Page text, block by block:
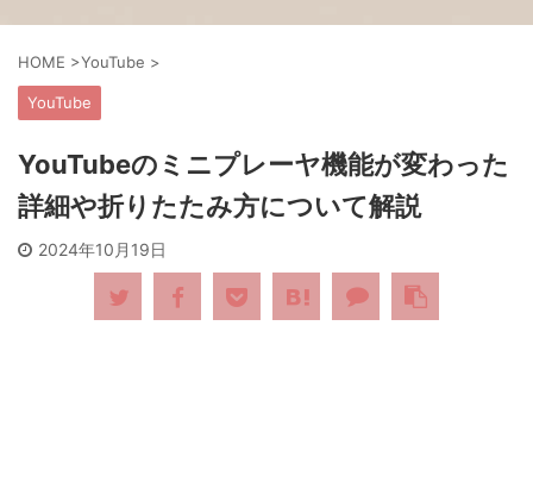
HOME >YouTube >
YouTube
YouTubeのミニプレーヤ機能が変わった
詳細や折りたたみ方について解説
2024年10月19日